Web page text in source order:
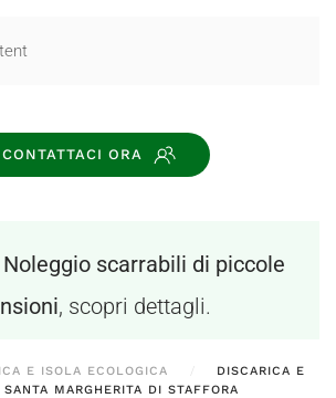
CONTATTACI ORA
Noleggio scarrabili di piccole
, scopri dettagli.
E ISOLA ECOLOGICA
DISCARICA E
MARGHERITA DI STAFFORA